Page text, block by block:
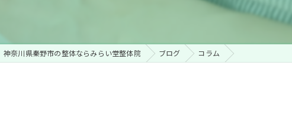
神奈川県秦野市の整体ならみらい堂整体院 ブログ コラム